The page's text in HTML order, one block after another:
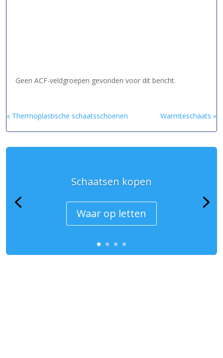
Geen ACF-veldgroepen gevonden voor dit bericht.
« Thermoplastische schaatsschoenen Warmteschaats »
Schaatsen kopen
Waar op letten